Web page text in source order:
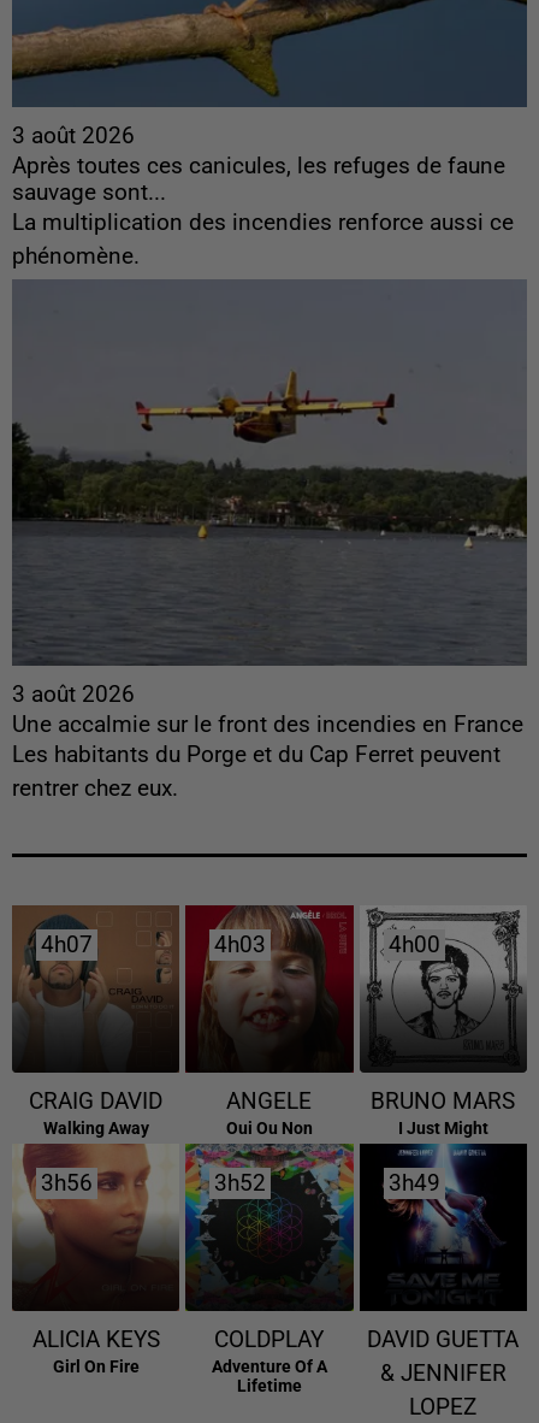
3 août 2026
Après toutes ces canicules, les refuges de faune
sauvage sont...
La multiplication des incendies renforce aussi ce
phénomène.
3 août 2026
Une accalmie sur le front des incendies en France
Les habitants du Porge et du Cap Ferret peuvent
rentrer chez eux.
4h07
4h07
CRAIG DAVID
Walking Away
4h03
4h03
ANGELE
Oui Ou Non
4h00
4h00
BRUNO MARS
I Just Might
3h56
3h56
ALICIA KEYS
Girl On Fire
3h52
3h52
COLDPLAY
Adventure Of A
Lifetime
3h49
3h49
DAVID GUETTA
& JENNIFER
LOPEZ